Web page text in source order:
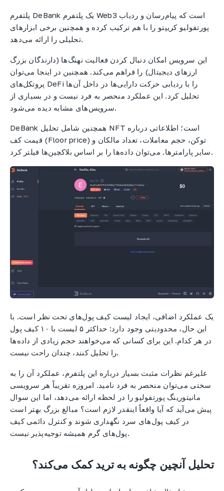
پلتفرم DeBank یک پلتفرم Web3 است که پیام‌رسان و ردیاب
پورتفولیو کریپتو را با هم ترکیب کرده و همچنین برخی ابزارهای
تحلیلی را ارائه می‌دهد.
این سرویس امکان دنبال کردن فعالیت نهنگ‌ها (دارندگان بزرگ
ارزهای دیجیتال) را فراهم می‌کند. همچنین در اینجا می‌توان
پروتکل‌های DeFi را با ردیابی حرکت دارایی‌ها در داخل آن‌ها
تحلیل کرد. این عملکرد منحصر به فرد نیست و در بسیاری از
سرویس‌های مشابه دیده می‌شود.
DeBank همچنین شامل تحلیل NFT است؛ اطلاعاتی درباره
قیمت کف (Floor price) توکن، حجم معاملات، تعداد مالکان و
سایر پارامترها. می‌توان داده‌ها را بر اساس بلاکچین‌ها فیلتر کرد.
یک عملکرد اضافی، ایجاد لیست کیف پول‌های تحت نظر است. با
این حال، محدودیتی وجود دارد: حداکثر ۵ لیست با ۱۰ کیف پول
در هر کدام. این برای کسانی که می‌خواهند حجم زیادی از داده‌ها
را تحلیل کنند، چندان راحت نیست.
علیرغم نظرات مثبت بسیار درباره این پلتفرم، عملکرد آن را به
سختی می‌توان منحصر به فرد نامید. امروزه تقریباً هر سرویسی
مانیتورینگ پورتفولیو را در لحظه ارائه می‌دهد، اما این سوال
پیش می‌آید که آیا واقعاً اینقدر لازم است؟ مبالغ بزرگ بهتر است
در کیف پول‌های سرد نگهداری شوند و کنترل دائمی کیف
پول‌های گرم همیشه توجیه‌پذیر نیست.
تحلیل آنچین چگونه به ترید کمک می‌کند؟